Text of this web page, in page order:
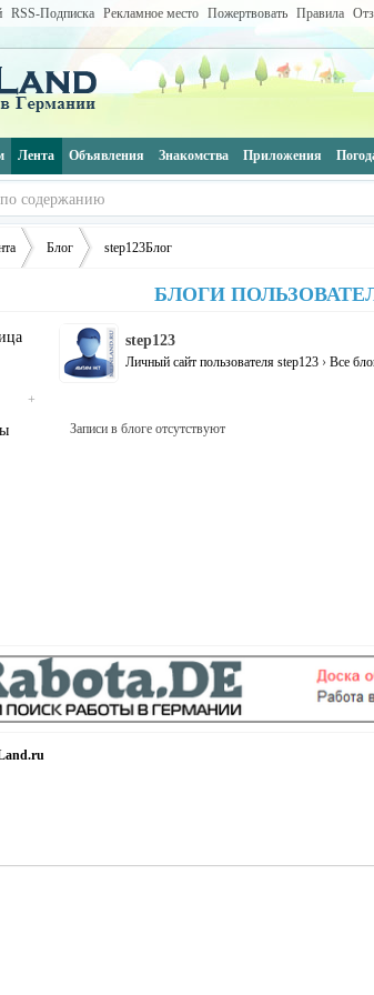
RSS-Подписка Рекламное место Пожертвовать Правила
Лента Объявления Знакомства Приложения
›
Блог
›
step123Блог
БЛОГИ
step123
Личный сайт пользователя step123 › Все
Записи в блоге отсутствуют
+